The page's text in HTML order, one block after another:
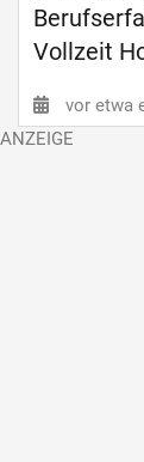
Vollzeit
vor etwa